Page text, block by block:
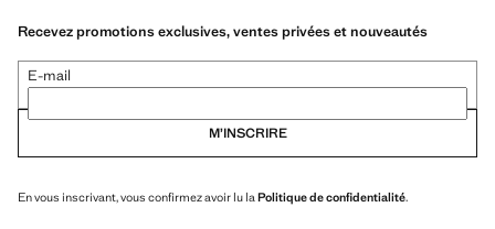
Recevez promotions exclusives, ventes privées et nouveautés
E-mail
M’INSCRIRE
En vous inscrivant, vous confirmez avoir lu la Politique de confidentialité.